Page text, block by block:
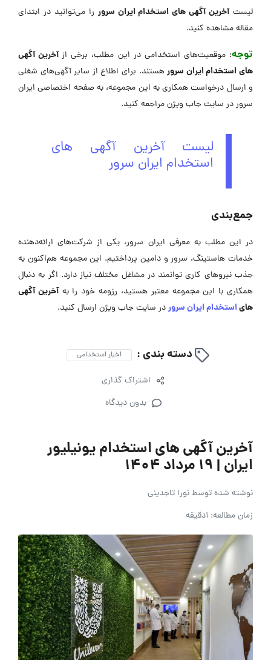
لیستآخرین آگهی های استخدام ایران سرور را می‌توانید در ابتدای
مقاله مشاهده کنید.
توجه: موقعیت‌های استخدامی در این مطلب، برخی ازآخرین آگهی
های استخدام ایران سرورهستند. برای اطلاع از سایر آگهی‌های شغلی
و ارسال درخواست همکاری به این مجموعه، به صفحه اختصاصی ایران
سرور در ‌سایت جاب ویژن مراجعه کنید.
لیست آخرین آگهی های
استخدام ایران سرور
جمع‌بندی
در این مطلب به معرفی ایران سرور، یکی از شرکت‌های ارائه‌دهنده
خدمات هاستینگ، سرور و دامین پرداختیم. این مجموعه هم‌اکنون به
جذب نیروهای کاری توانمند در مشاغل مختلف نیاز دارد. اگر به دنبال
همکاری با این مجموعه معتبر هستید، رزومه‌ خود را بهآخرین آگهی
هایاستخدام ایران سروردر سایت جاب ویژن ارسال کنید.
دسته بندی : اخبار استخدامی
اشتراک گذاری
بدون دیدگاه
آخرین آگهی های استخدام یونیلیور
ایران | 19 مرداد 1404
نوشته شده توسطنورا تاجدینی
زمان مطالعه: 1دقیقه